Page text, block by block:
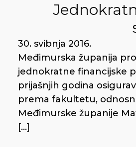
30. svibnja 2016.
Međimurska županija
jednokratne financijske
prijašnjih godina
prema fakultetu,
Međimurske županije
[…]